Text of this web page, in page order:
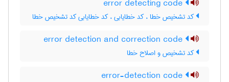
کد تشخیص خطا ، کد خطایابی ، کد خطایابی کد تشخیص خطا
کد تشخیص و اصلاح خطا